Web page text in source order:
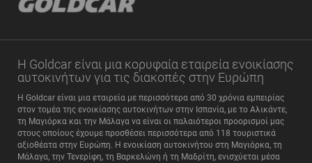
Η Goldcar είναι μια κορυφαία εταιρεία ενοικίασης
αυτοκινήτων για τις διακοπές στην Ευρώπη
Η Goldcar είναι μια εταιρεία με περισσότερα από 30 χρόνια εμπειρίας
στον τομέα της ενοικίασης αυτοκινήτων στην Ισπανία, με το Αλικάντε,
τη Μαγιόρκα και την Μάλαγα να είναι οι παλαιότεροι προορισμοί μας
στους οποίους έχουμε προσθέσει περισσότερα από 118 τουριστικά
αξιοθέατα στην Ευρώπη. Η ενοικίαση αυτοκινήτου στη Μαγιόρκα, τη
Μάλαγα, την Τενερίφη, τη Βαρκελώνη ή τη Μαδρίτη, ενισχύεται μέσα